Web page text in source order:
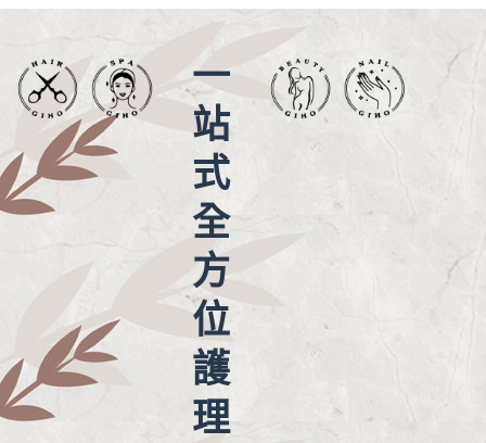
一
站
式
全
方
位
護
理